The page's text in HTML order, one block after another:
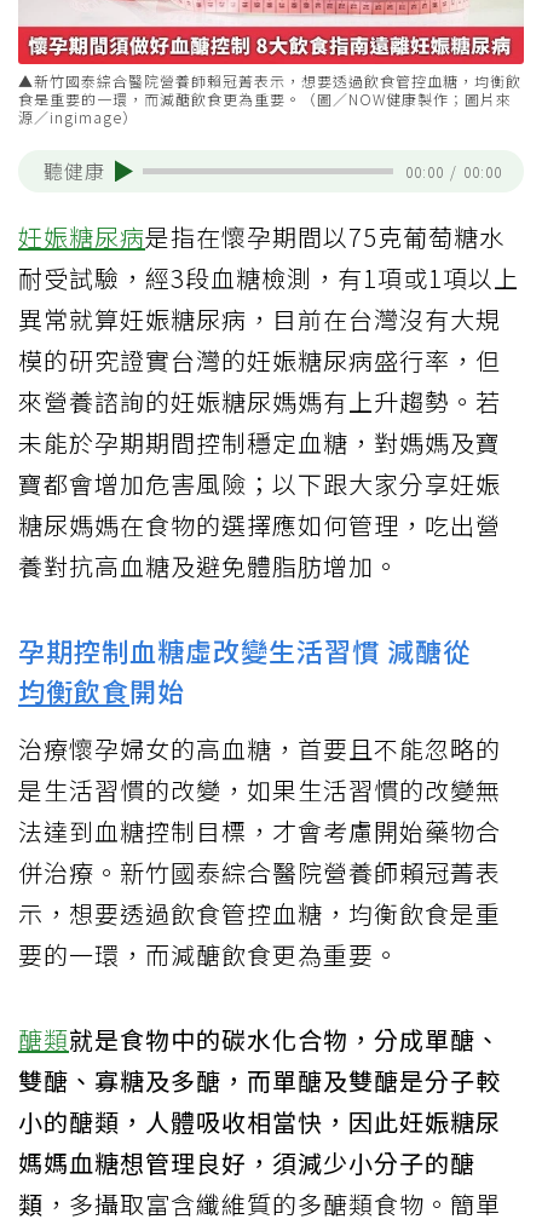
▲新竹國泰綜合醫院營養師賴冠菁表示，想要透過飲食管控血糖，均衡飲
食是重要的一環，而減醣飲食更為重要。（圖／NOW健康製作；圖片來
源／ingimage）
聽健康 00:00 / 00:00
妊娠糖尿病是指在懷孕期間以75克葡萄糖水
耐受試驗，經3段血糖檢測，有1項或1項以上
異常就算妊娠糖尿病，目前在台灣沒有大規
模的研究證實台灣的妊娠糖尿病盛行率，但
來營養諮詢的妊娠糖尿媽媽有上升趨勢。若
未能於孕期期間控制穩定血糖，對媽媽及寶
寶都會增加危害風險；以下跟大家分享妊娠
糖尿媽媽在食物的選擇應如何管理，吃出營
養對抗高血糖及避免體脂肪增加。
孕期控制血糖虛改變生活習慣 減醣從
均衡飲食開始
治療懷孕婦女的高血糖，首要且不能忽略的
是生活習慣的改變，如果生活習慣的改變無
法達到血糖控制目標，才會考慮開始藥物合
併治療。新竹國泰綜合醫院營養師賴冠菁表
示，想要透過飲食管控血糖，均衡飲食是重
要的一環，而減醣飲食更為重要。
醣類就是食物中的碳水化合物，分成單醣、
雙醣、寡糖及多醣，而單醣及雙醣是分子較
小的醣類，人體吸收相當快，因此妊娠糖尿
媽媽血糖想管理良好，須減少小分子的醣
類 ，多攝取富含纖維質的多醣類食物。簡單